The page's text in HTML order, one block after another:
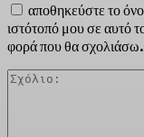
αποθηκεύστε το
ιστότοπό μου σε αυτό
φορά που θα σχολιάσω.